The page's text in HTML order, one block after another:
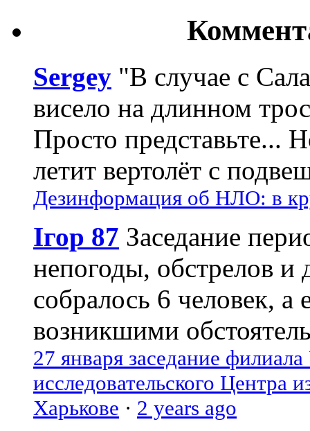
Sergey "В случае с
висело на длинном
Просто представьте...
летит вертолёт с
Дезинформация об НЛО: в
Ігор 87 Заседание
непогоды, обстрелов и
собралось 6 человек, а
возникшими
27 января заседание
исследовательского Центра
Харькове · 2 years ago